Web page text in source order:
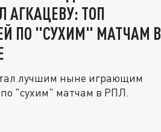
АГКАЦЕВУ: ТОП
ПО "СУХИМ" МАТЧАМ В
лучшим ныне играющим
"сухим" матчам в РПЛ.